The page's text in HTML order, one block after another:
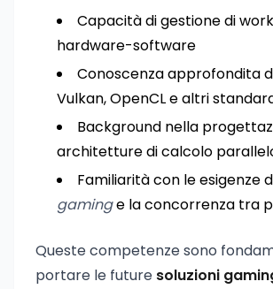
Capacità di gestione di
hardware-software
Conoscenza approfondita
Vulkan, OpenCL e altri
Background nella
architetture di calcolo
Familiarità con le esigenze
gaminge la concorrenza tra
Queste competenze sono
portare le future soluzioni